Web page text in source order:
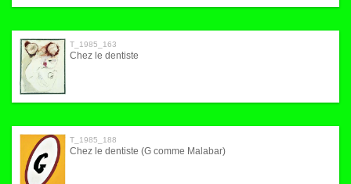
T_1985_163
Chez le dentiste
T_1985_188
Chez le dentiste (G comme Malabar)